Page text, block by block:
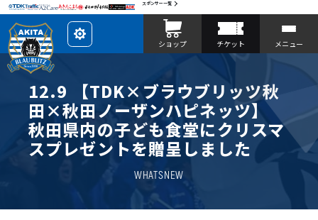
スポンサー一覧
レ
イ
ア
を
カ
ス
タ
マ
イ
ズ
ショップ チケット メニュー
12.9 【TDK×ブラウブリッツ秋
田×秋田ノーザンハピネッツ】
秋田県内の子ども食堂にクリスマ
スプレゼントを贈呈しました
WHATSNEW